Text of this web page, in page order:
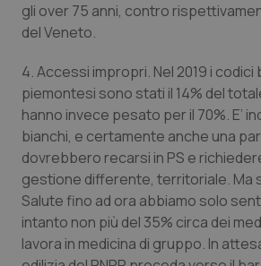
Quotidiano Pediatria
Rene & patologie
Salute orale & impianti
Sangue & coagulazione
Tiroide
Tumore al seno
gli over 75 anni, contro
del Veneto.
4. Accessi impropri. Nel 2019 i codici
piemontesi sono stati il 14% del
hanno invece pesato per il 70%. E’
bianchi, e certamente anche una
dovrebbero recarsi in PS e
gestione differente, territoriale. Ma
Salute fino ad ora abbiamo solo
intanto non più del 35% circa dei
lavora in medicina di gruppo. In